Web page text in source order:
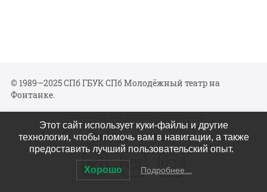
© 1989—2025 СПб ГБУК СПб Молодёжный театр на
Фонтанке.
Политика конфиденциальности
Мы в соцсетях
Этот сайт использует куки-файлы и другие
технологии, чтобы помочь вам в навигации, а также
предоставить лучший пользовательский опыт.
Хорошо Подробнее...